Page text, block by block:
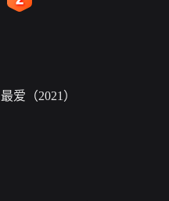
最爱（2021）